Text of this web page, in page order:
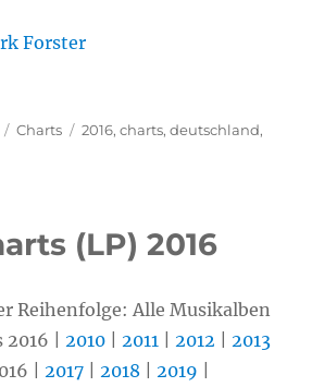
Forster
2016“
Kategorien
Charts Schlagwörter
2016,charts,deutschland,
(LP) 2016
Reihenfolge: Alle Musikalben
2016 |2010 |2011 |2012 |2013
|2017 |2018 |2019